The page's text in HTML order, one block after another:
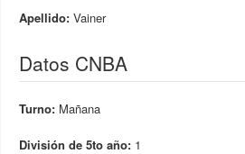
Apellido: Vainer
Datos CNBA
Turno: Mañana
División de 5to año: 1